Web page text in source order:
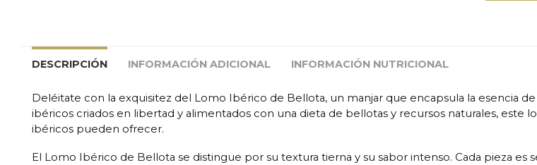
DESCRIPCIÓN INFORMACIÓN ADICIONAL INFORMACIÓN NUTRICIONAL
Deléitate con la exquisitez del Lomo Ibérico de Bellota, un manjar que encapsula la esencia
ibéricos criados en libertad y alimentados con una dieta de bellotas y recursos naturales, este
ibéricos pueden ofrecer.
El Lomo Ibérico de Bellota se distingue por su textura tierna y su sabor intenso. Cada pieza